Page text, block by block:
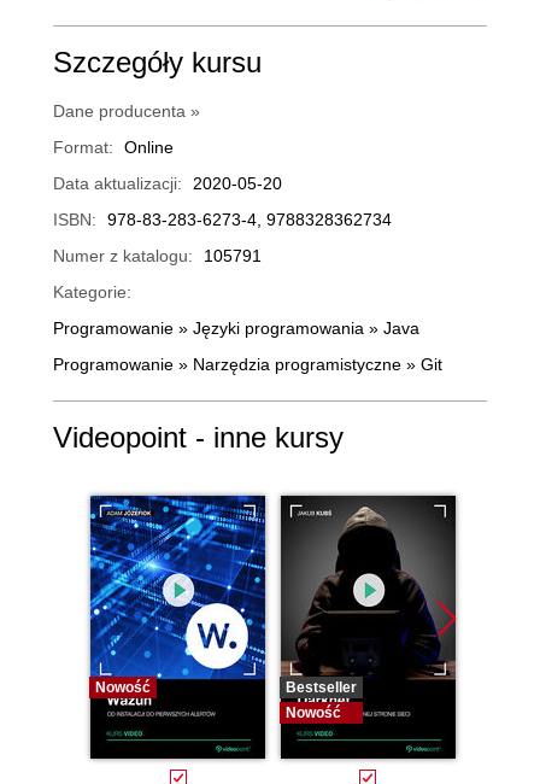
Szczegóły kursu
Dane producenta »
Format:
Online
Data aktualizacji:
2020-05-20
ISBN:
978-83-283-6273-4, 9788328362734
Numer z katalogu:
105791
Kategorie:
Programowanie » Języki programowania » Java
Programowanie » Narzędzia programistyczne » Git
Videopoint - inne kursy
Nowość
Bestseller
Nowość